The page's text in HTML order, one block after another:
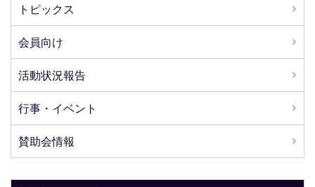
トピックス
会員向け
活動状況報告
行事・イベント
賛助会情報